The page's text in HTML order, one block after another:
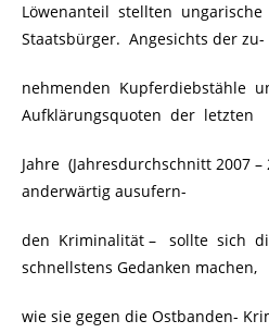
Löwenanteil stellten
Staatsbürger. Angesichts der zu-
nehmenden Kupferdiebstähle
Aufklärungsquoten der letzten
Jahre (Jahresdurchschnitt 2007
anderwärtig ausufern-
den Kriminalität – sollte sich
schnellstens Gedanken machen,
wie sie gegen die Ostbanden-